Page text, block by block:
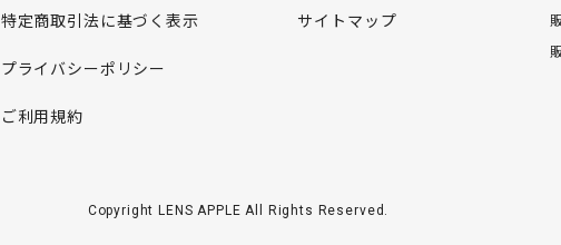
特定商取引法に基づく表示
プライバシーポリシー
ご利用規約
サイトマップ
Copyright LENS APPLE All Rights Reserved.